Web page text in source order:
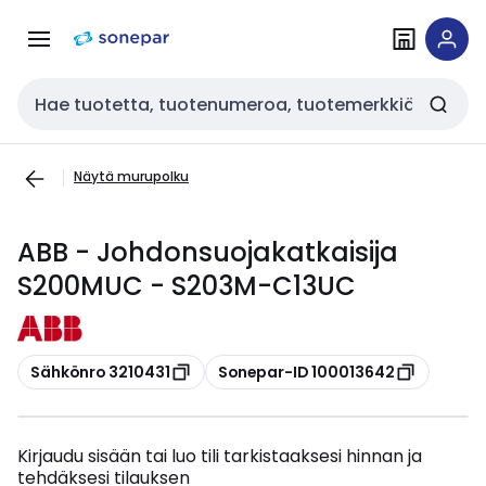
navigointiinsisältöön
Haku
Näytä murupolku
ABB - Johdonsuojakatkaisija
S200MUC - S203M-C13UC
Kopioi
Sähkönro 3210431 Kopioi
Sonepar-ID 100013642
Kirjaudu sisään tai luo tili tarkistaaksesi hinnan ja
tehdäksesi tilauksen